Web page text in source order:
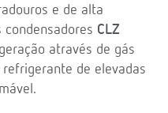
e de alta
CLZ
através de gás
de elevadas